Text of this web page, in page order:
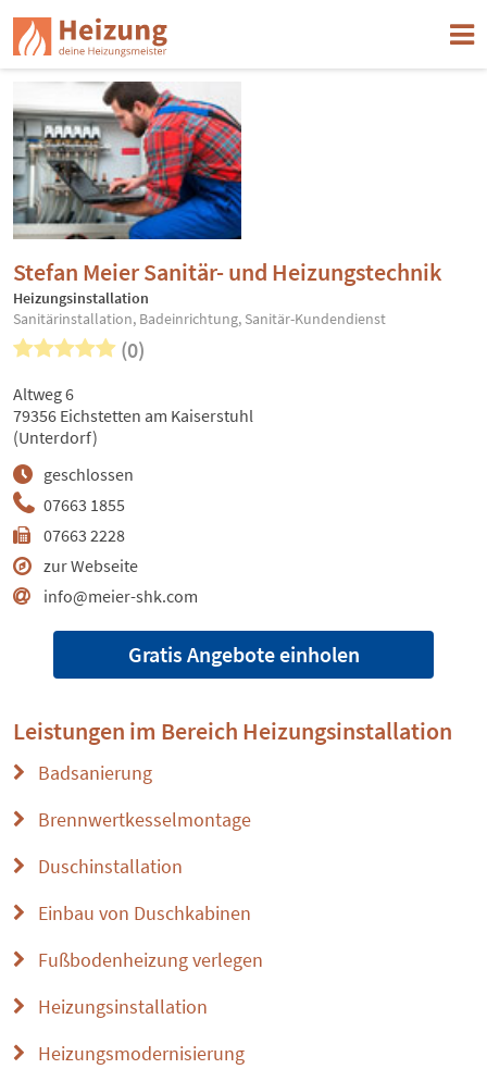
Stefan Meier Sanitär- und Heizungstechnik
Heizungsinstallation
Sanitärinstallation, Badeinrichtung, Sanitär-Kundendienst
(0)
07663 1855
07663 2228
zur Webseite
info@meier-shk.com
geschlossen
Altweg 6
79356 Eichstetten am Kaiserstuhl
(Unterdorf)
Gratis Angebote einholen
Leistungen im Bereich Heizungsinstallation
Badsanierung
Brennwertkesselmontage
Duschinstallation
Einbau von Duschkabinen
Fußbodenheizung verlegen
Heizungsinstallation
Heizungsmodernisierung